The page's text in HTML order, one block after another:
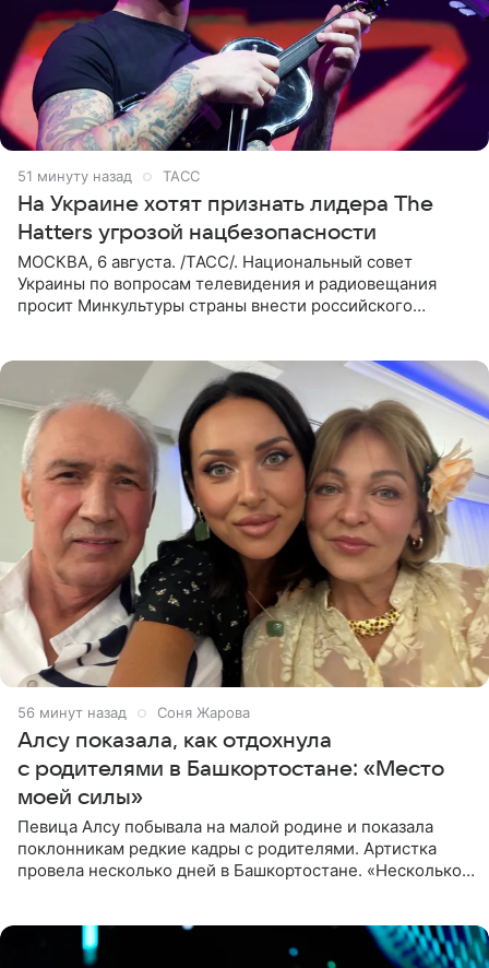
51 минуту назад ТАСС
На Украине хотят признать лидера The
Hatters угрозой нацбезопасности
МОСКВА, 6 августа. /ТАСС/. Национальный совет
Украины по вопросам телевидения и радиовещания
просит Минкультуры страны внести российского
56 минут назад Соня Жарова
Алсу показала, как отдохнула
с родителями в Башкортостане: «Место
моей силы»
Певица Алсу побывала на малой родине и показала
поклонникам редкие кадры с родителями. Артистка
провела несколько дней в Башкортостане. «Несколько